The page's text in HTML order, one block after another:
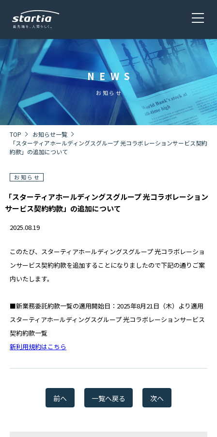
サービス
SERVICE
会社概要
COMPANY
株主・投資家情報 / 環境・社会貢献活動
IR・CSR
RECRUIT
パートナー募集
PARTNER
Web請求書
INVOICE
お問い合わせ
CONTACT
スターティアの
サービスに関するお問合せ
NEWS
お知らせ
TOP
お知らせ一覧
「スターティアホールディングスグループ 光コラボレーションサービス契約
約款」の追加について
お知らせ
「スターティアホールディングスグループ 光コラボレーション
サービス契約約款」の追加について
2025.08.19
このたび、スターティアホールディングスグループ 光コラボレーショ
ンサービス契約約款を追加することになりましたので下記の通りご案
内いたします。
■新業務委託約款一覧の適用開始日：2025年8月21日（木）より適用
スターティアホールディングスグループ 光コラボレーションサービス
契約約款一覧
新利用規約はこちら
前へ 一覧へ戻る 次へ